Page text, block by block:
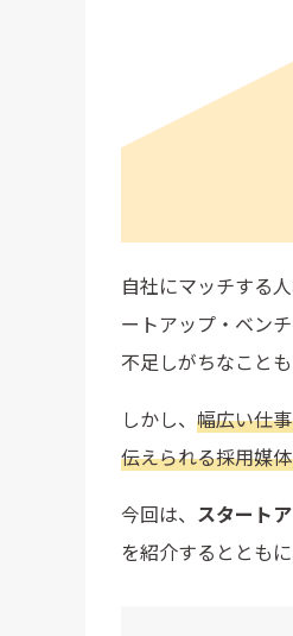
自社にマッチする
ートアップ・ベン
不足しがちなことも
しかし、 幅広い仕
伝えられる採用媒
今回は、 スタート
を紹介するとともに